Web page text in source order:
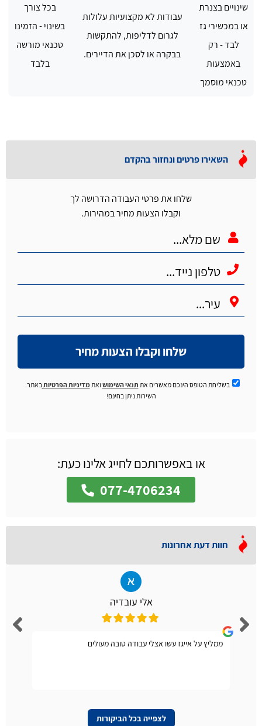
שינויים בצנרת
או במכשירי גז
לבד - רק
באמצעות
טכנאי מוסמך
עבודות לא מקצועיות עלולות
לגרום לדליפות, להתקשות
בבקרה או לסכן את הדיירים.
בכל צורך
בשינוי - הזמינו
טכנאי מורשה
בלבד
השאירו פרטים ונחזור בהקדם
שלחו את פרטי העבודה הדרושה לך
וקבלו הצעות מחיר במהירות.
שלחו וקבלו הצעות מחיר
בשליחת הטופס הינכם מאשרים את תנאי השימוש ואתמדיניות הפרטיות באתר.
השירות ניתן בחינם!
או באפשרותכם לחייג אלינו כעת:
077-4706234
חוות דעת אחרונות
אלי עובדיה
ממליץ על אייגז עשו אצלי עבודה טובה מעולים
לצפייה בכל הביקורות